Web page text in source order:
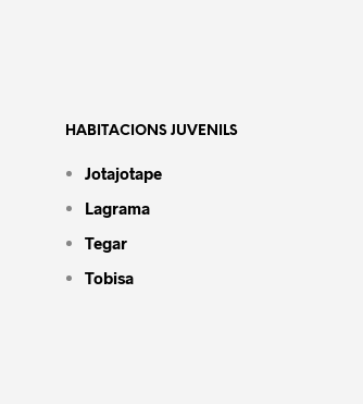
HABITACIONS JUVENILS
Jotajotape
Lagrama
Tegar
Tobisa